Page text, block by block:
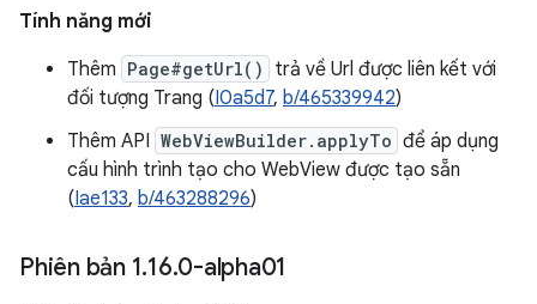
Tính năng mới
Thêm Page#getUrl()
trả về Url được liên kết với
đối tượng Trang (I0a5d7, b/465339942)
Thêm API WebViewBuilder.applyTo để áp dụng
cấu hình trình tạo cho WebView được tạo sẵn
(Iae133, b/463288296)
Phiên bản 1.16.0-alpha01